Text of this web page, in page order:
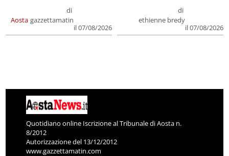
Aosta
di
gazzettamatin
il 07/08/2026
di
ethienne bredy
il 07/08/2026
Quotidiano online Iscrizione al Tribunale di Aosta n.
8/2012
Autorizzazione del 13/12/2012
www.gazzettamatin.com